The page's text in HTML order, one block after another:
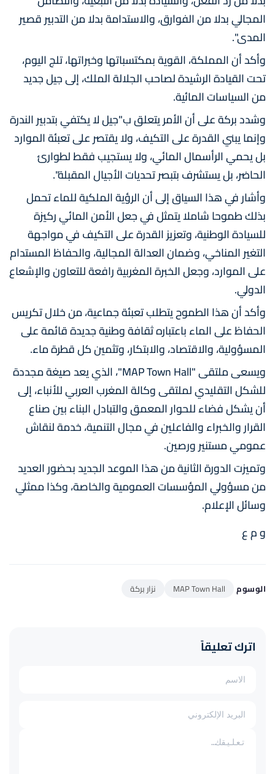
المجالي بدلا من الفوارق، والاستدامة بدلا من التدبير قصير
المدى".
وأكد أن المملكة، القوية بمكتسباتها وخبراتها، تلج اليوم،
تحت القيادة الرشيدة لصاحب الجلالة الملك، إلى جيل جديد
من السياسات المائية.
وشدد بركة على أن الأمر يتعلق ب"جيل لا يكتفي بتدبير الندرة
وإنما يبني القدرة على التكيف، ولا يقتصر على تعبئة الموارد
بل يحمي الرأسمال المائي، ولا يستجيب فقط لطوارئ
الحاضر، بل يستشرف بتبصر تحديات الأجيال المقبلة".
وأشار في هذا السياق إلى أن الرؤية الملكية للماء تحمل
بذلك طموحا شاملا يتمثل في جعل الأمن المائي ركيزة
للسيادة الوطنية، وتعزيز القدرة على التكيف في مواجهة
التغير المناخي، وضمان العدالة المجالية، والحفاظ المستدام
على الموارد، وجعل الخبرة المغربية رافعة للتعاون والإشعاع
الدولي.
وأكد أن هذا الطموح يتطلب تعبئة جماعية، من خلال تكريس
الحفاظ على الماء باعتباره ثقافة وطنية جديدة قائمة على
المسؤولية، والاقتصاد، والابتكار، وتثمين كل قطرة ماء.
ويسعى ملتقى "MAP Town Hall"، الذي يعد صيغة مجددة
للشكل التقليدي لملتقى وكالة المغرب العربي للأنباء، إلى
أن يشكل فضاء للحوار المعمق والتبادل البناء بين صناع
القرار والخبراء والفاعلين في مجال التنمية، خدمة لنقاش
عمومي مستنير ورصين.
وتميزت الدورة الثانية من هذا الموعد الجديد بحضور العديد
من مسؤولي المؤسسات العمومية والخاصة، وكذا ممثلي
وسائل الإعلام.
و م ع
الوسوم MAP Town Hall نزار بركة
اترك تعليقاً